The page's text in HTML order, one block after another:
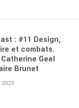
: #11 Design,
et combats.
Geel
Brunet